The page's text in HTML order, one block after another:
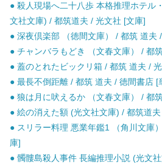
● 殺人現場へ二十八歩 本格推理ホテル
文社文庫) / 都筑道夫 / 光文社 [文庫]
● 深夜倶楽部 （徳間文庫） / 都筑 道夫
● チャンバラもどき （文春文庫） / 都
● 蓋のとれたビックリ箱 / 都筑 道夫 /
● 最長不倒距離 / 都筑 道夫 / 徳間書店 [
● 狼は月に吠えるか （文春文庫） / 都
● 絵の消えた額 (光文社文庫) / 都筑道
● スリラー料理 悪業年鑑1 （角川文庫
庫]
● 髑髏島殺人事件 長編推理小説 (光文